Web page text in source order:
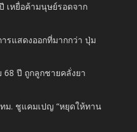
เหยื่อค้ามนุษย์รอดจาก
รแสดงออกที่มากกว่า ปุ่ม
ปี ถูกลูกชายคลั่งยา
ม. ชูแคมเปญ “หยุดให้ทาน